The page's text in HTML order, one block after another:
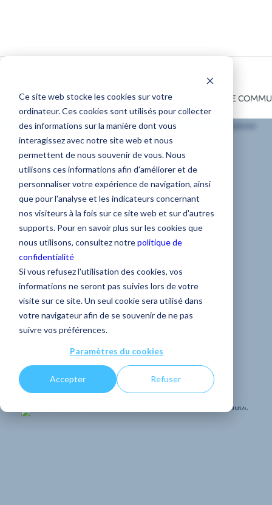
Ce site web stocke les cookies sur votre
ordinateur. Ces cookies sont utilisés pour collecter
des informations sur la manière dont vous
interagissez avec notre site web et nous
permettent de nous souvenir de vous. Nous
utilisons ces informations afin d'améliorer et de
personnaliser votre expérience de navigation, ainsi
que pour l'analyse et les indicateurs concernant
nos visiteurs à la fois sur ce site web et sur d'autres
supports. Pour en savoir plus sur les cookies que
nous utilisons, consultez notrepolitique de
confidentialité
Si vous refusez l'utilisation des cookies, vos
informations ne seront pas suivies lors de votre
visite sur ce site. Un seul cookie sera utilisé dans
votre navigateur afin de se souvenir de ne pas
suivre vos préférences.
Paramètres du cookies
Accepter Refuser
TOUS
COMMUNICATION INTERNE OUTILS DE
COMMUNICATION INTERNE
[DOSSIER]
Impliquer la
direction dans la
communication
interne
PARTAGER